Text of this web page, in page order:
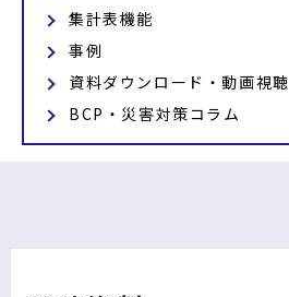
集計表機能
事例
資料ダウンロード・動画視聴
BCP・災害対策コラム